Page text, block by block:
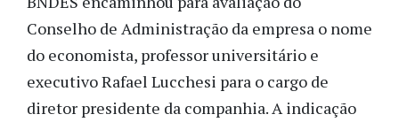
Conselho de Administração da empresa o nome
do economista, professor universitário e
executivo Rafael Lucchesi para o cargo de
diretor presidente da companhia. A indicação